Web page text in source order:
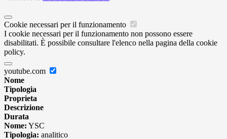
Cookie necessari per il funzionamento
I cookie necessari per il funzionamento non possono essere
disabilitati. È possibile consultare l'elenco nella pagina della cookie
policy.
youtube.com
Nome
Tipologia
Proprieta
Descrizione
Durata
Nome: YSC
Tipologia: analitico